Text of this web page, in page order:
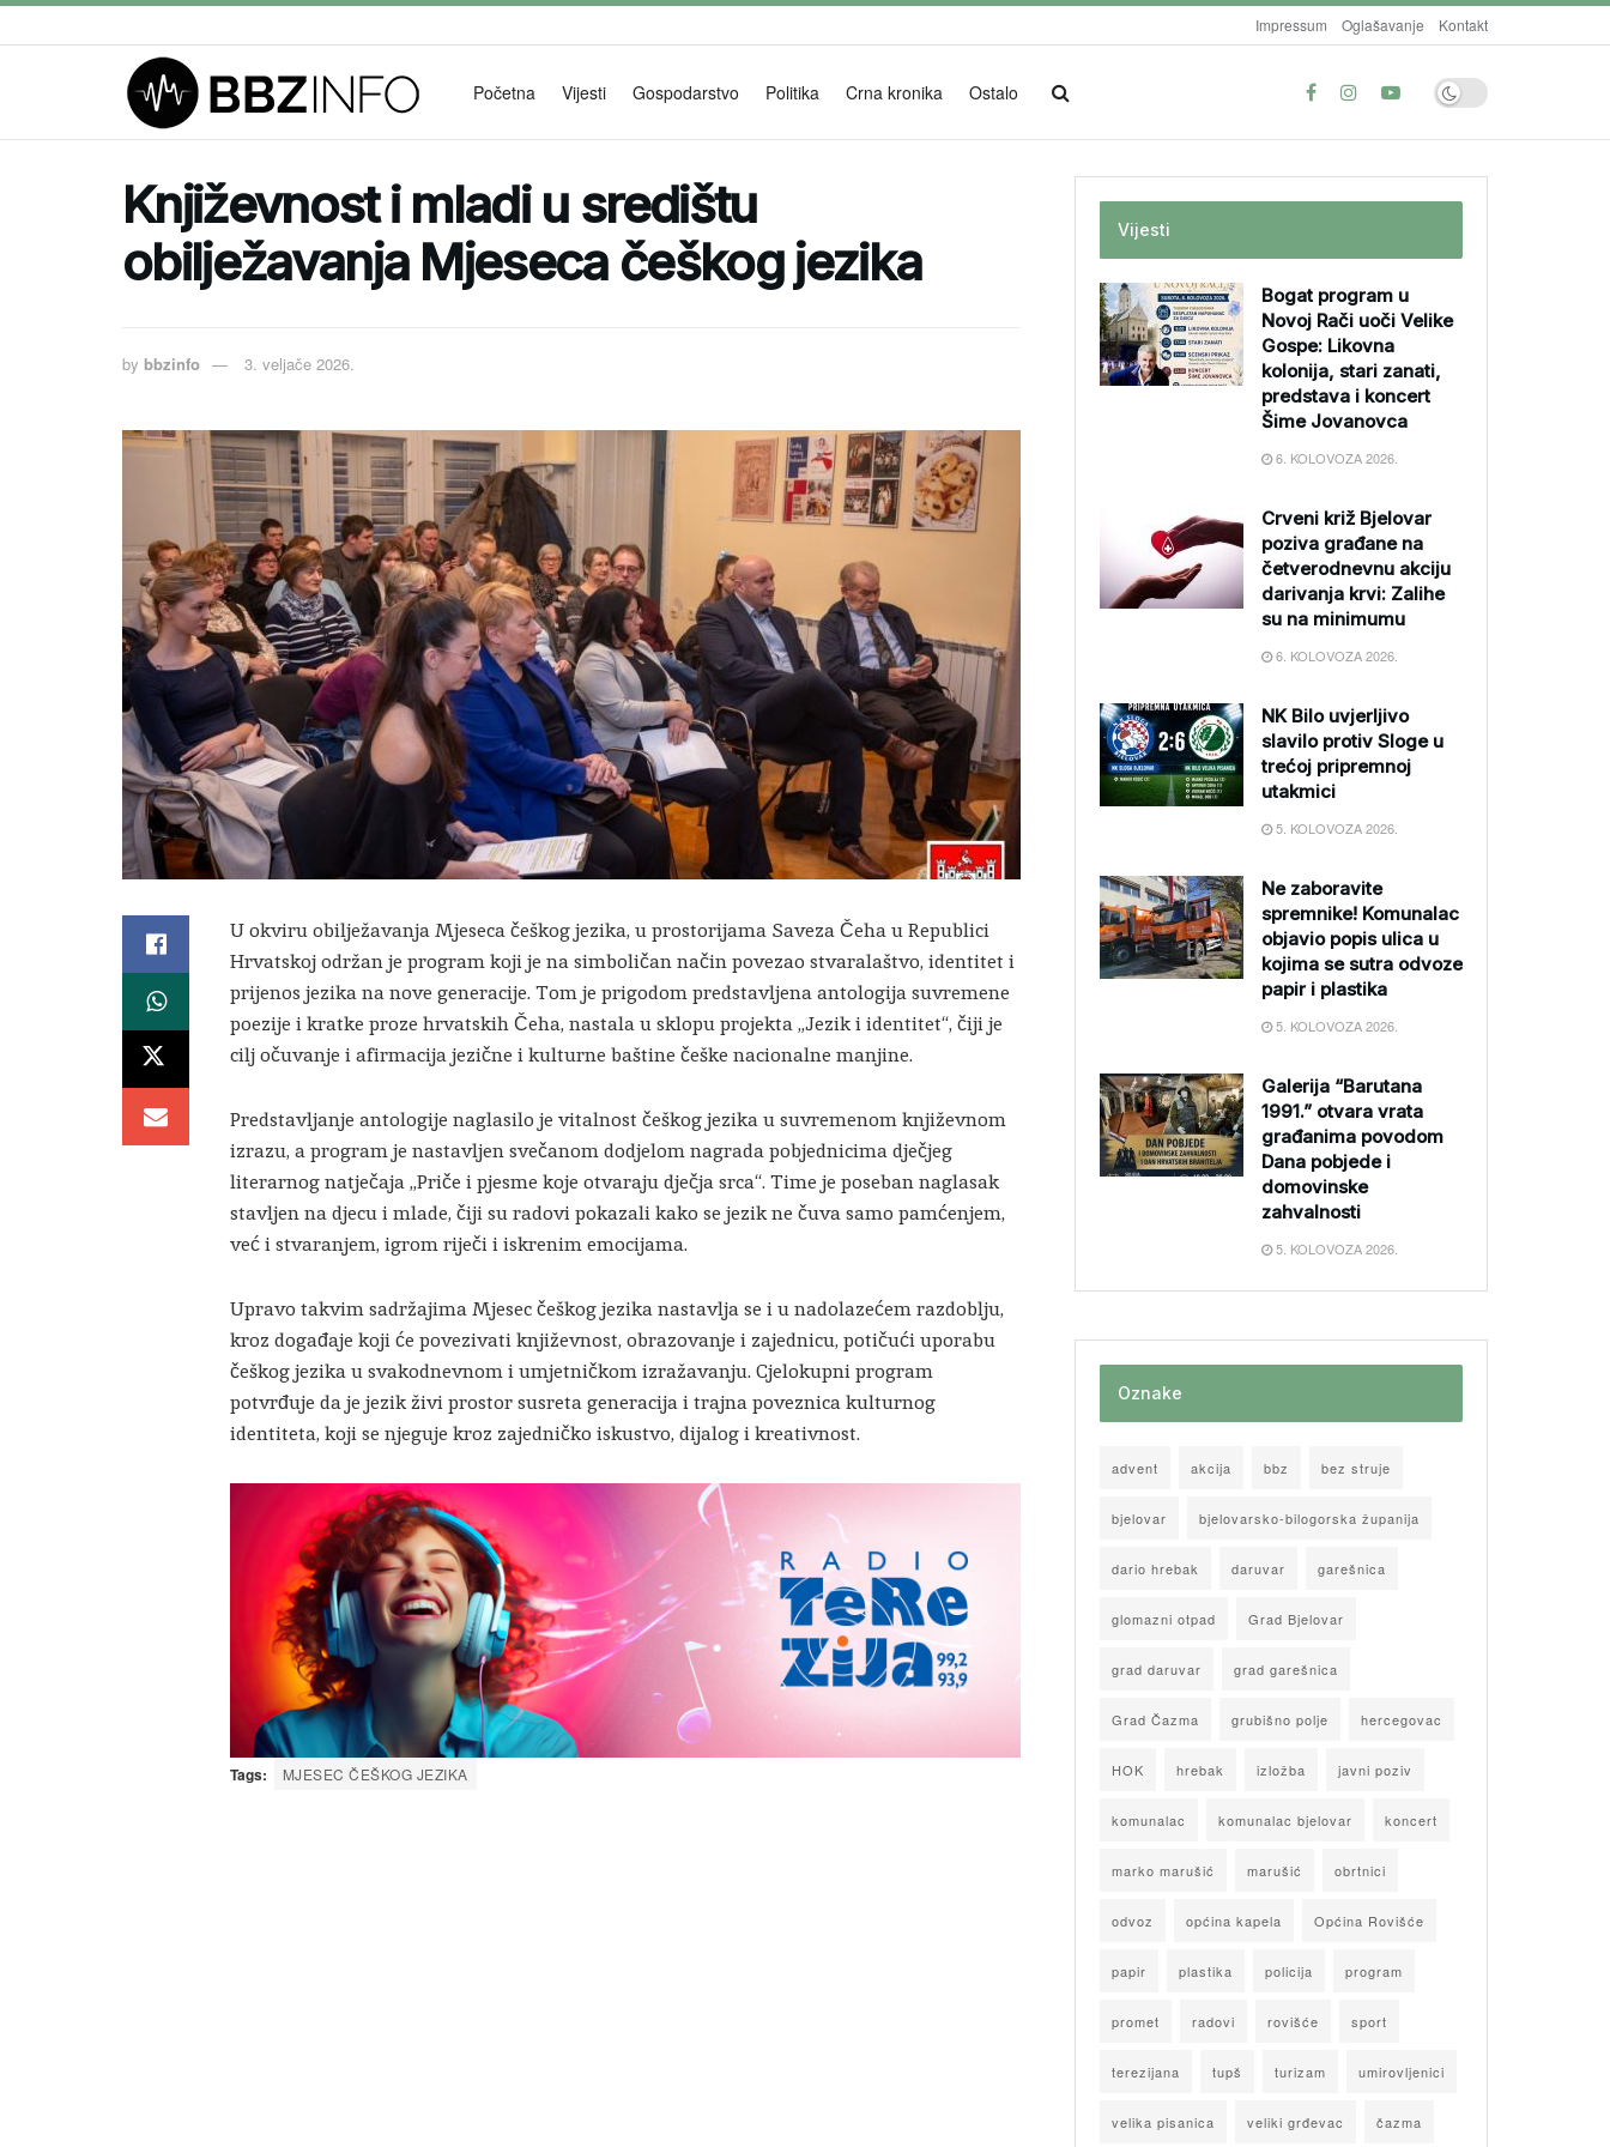
Impressum Oglašavanje Kontakt
Početna Vijesti Gospodarstvo Politika Crna kronika Ostalo
Književnost i mladi u središtu
obilježavanja Mjeseca češkog jezika
by bbzinfo 3. veljače 2026.
U okviru obilježavanja Mjeseca češkog jezika, u prostorijama Saveza Čeha u Republici
Hrvatskoj održan je program koji je na simboličan način povezao stvaralaštvo, identitet i
prijenos jezika na nove generacije. Tom je prigodom predstavljena antologija suvremene
poezije i kratke proze hrvatskih Čeha, nastala u sklopu projekta „Jezik i identitet“, čiji je
cilj očuvanje i afirmacija jezične i kulturne baštine češke nacionalne manjine.
Predstavljanje antologije naglasilo je vitalnost češkog jezika u suvremenom književnom
izrazu, a program je nastavljen svečanom dodjelom nagrada pobjednicima dječjeg
literarnog natječaja „Priče i pjesme koje otvaraju dječja srca“. Time je poseban naglasak
stavljen na djecu i mlade, čiji su radovi pokazali kako se jezik ne čuva samo pamćenjem,
već i stvaranjem, igrom riječi i iskrenim emocijama.
Upravo takvim sadržajima Mjesec češkog jezika nastavlja se i u nadolazećem razdoblju,
kroz događaje koji će povezivati književnost, obrazovanje i zajednicu, potičući uporabu
češkog jezika u svakodnevnom i umjetničkom izražavanju. Cjelokupni program
potvrđuje da je jezik živi prostor susreta generacija i trajna poveznica kulturnog
identiteta, koji se njeguje kroz zajedničko iskustvo, dijalog i kreativnost.
Tags: MJESEC ČEŠKOG JEZIKA
Vijesti
Bogat program u
Novoj Rači uoči Velike
Gospe: Likovna
kolonija, stari zanati,
predstava i koncert
Šime Jovanovca
6. KOLOVOZA 2026.
Crveni križ Bjelovar
poziva građane na
četverodnevnu akciju
darivanja krvi: Zalihe
su na minimumu
6. KOLOVOZA 2026.
NK Bilo uvjerljivo
slavilo protiv Sloge u
trećoj pripremnoj
utakmici
5. KOLOVOZA 2026.
Ne zaboravite
spremnike! Komunalac
objavio popis ulica u
kojima se sutra odvoze
papir i plastika
5. KOLOVOZA 2026.
Galerija “Barutana
1991.” otvara vrata
građanima povodom
Dana pobjede i
domovinske
zahvalnosti
5. KOLOVOZA 2026.
Oznake
advent akcija bbz bez struje
bjelovar bjelovarsko-bilogorska županija
dario hrebak daruvar garešnica
glomazni otpad Grad Bjelovar
grad daruvar grad garešnica
Grad Čazma grubišno polje hercegovac
HOK hrebak izložba javni poziv
komunalac komunalac bjelovar koncert
marko marušić marušić obrtnici
odvoz općina kapela Općina Rovišće
papir plastika policija program
promet radovi rovišće sport
terezijana tupš turizam umirovljenici
velika pisanica veliki grđevac čazma